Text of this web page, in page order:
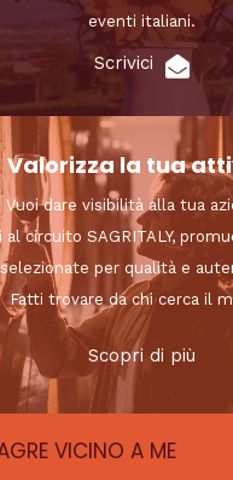
eventi italiani.
Scrivici
Valorizza la tua
Vuoi dare visibilità alla tua
al circuito SAGRITALY,
selezionate per qualità e
Fatti trovare da chi cerca il
Scopri di più
VICINO A ME